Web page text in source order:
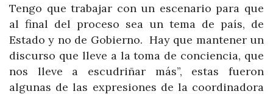
Tengo que trabajar con un escenario para que
al final del proceso sea un tema de país, de
Estado y no de Gobierno. Hay que mantener un
discurso que lleve a la toma de conciencia, que
nos lleve a escudriñar más”, estas fueron
algunas de las expresiones de la coordinadora